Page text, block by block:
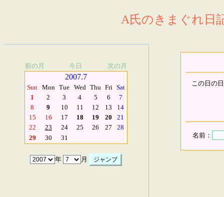
A氏のきまぐれ日
前の月 今日 次の月
2007.7
Sun Mon Tue Wed Thu Fri Sat
1
2 3 4 5 6
7
8
9 10 11 12 13
14
15
16 17 18 19 20
21
22
23 24 25 26 27
28
29
30 31
年 月
この日の
名前：